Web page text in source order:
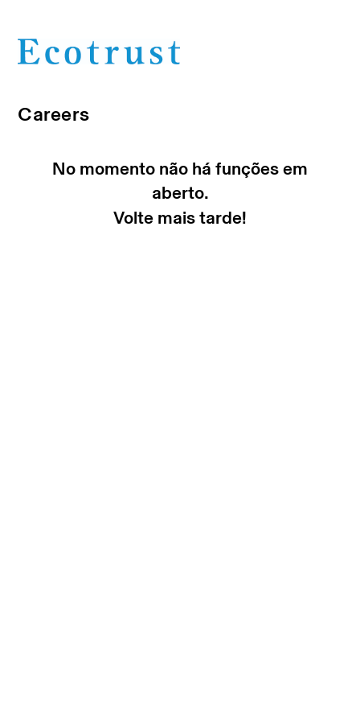
Careers
No momento não há funções em
aberto.
Volte mais tarde!